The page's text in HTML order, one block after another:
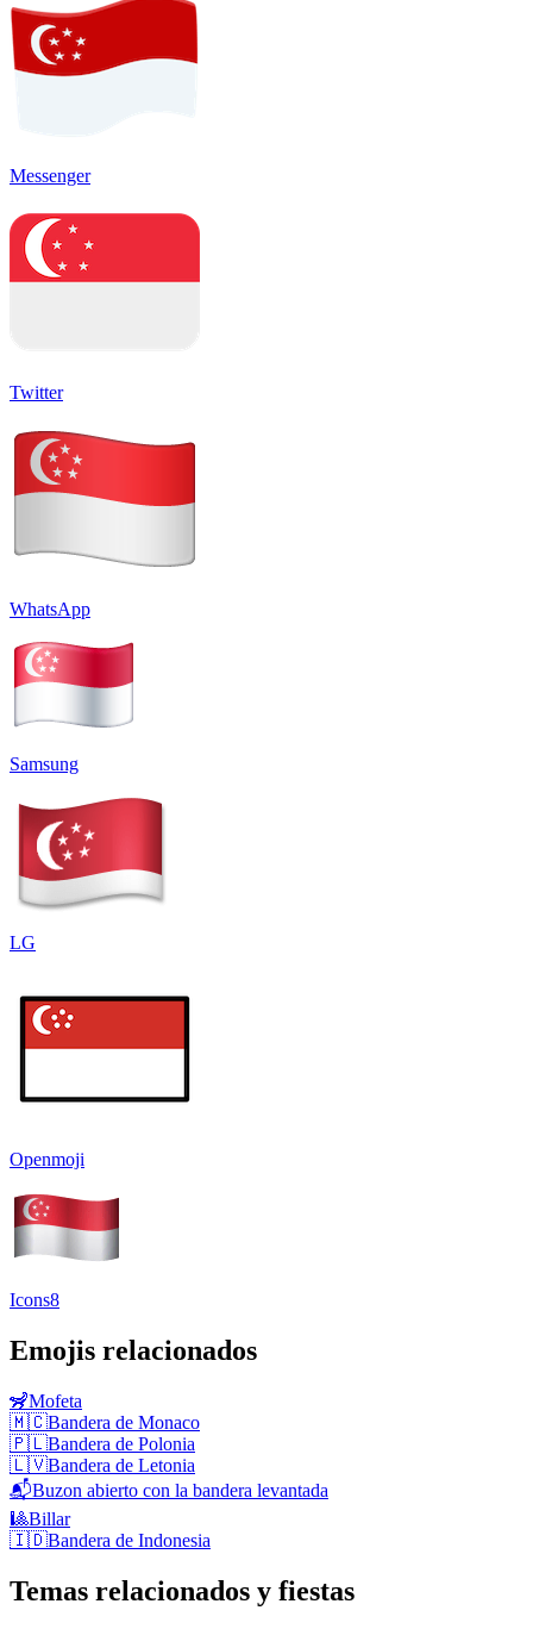
Messenger
Twitter
WhatsApp
Samsung
LG
Openmoji
Icons8
Emojis relacionados
🦨Mofeta
🇲🇨Bandera de Monaco
🇵🇱Bandera de Polonia
🇱🇻Bandera de Letonia
📬Buzon abierto con la bandera levantada
🎱Billar
🇮🇩Bandera de Indonesia
Temas relacionados y fiestas